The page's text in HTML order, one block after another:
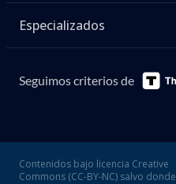
Especializados
Seguimos criterios de
Contenidos bajo licencia Creative
Commons (CC-BY-NC) salvo donde